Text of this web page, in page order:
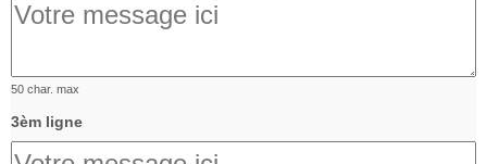
50 char. max
3èm ligne